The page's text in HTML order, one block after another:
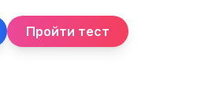
Пройти тест